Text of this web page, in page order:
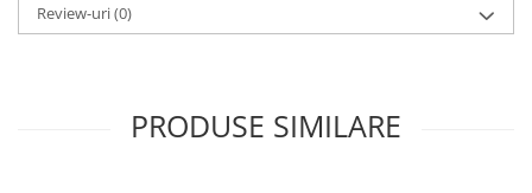
Review-uri(0)
PRODUSE SIMILARE